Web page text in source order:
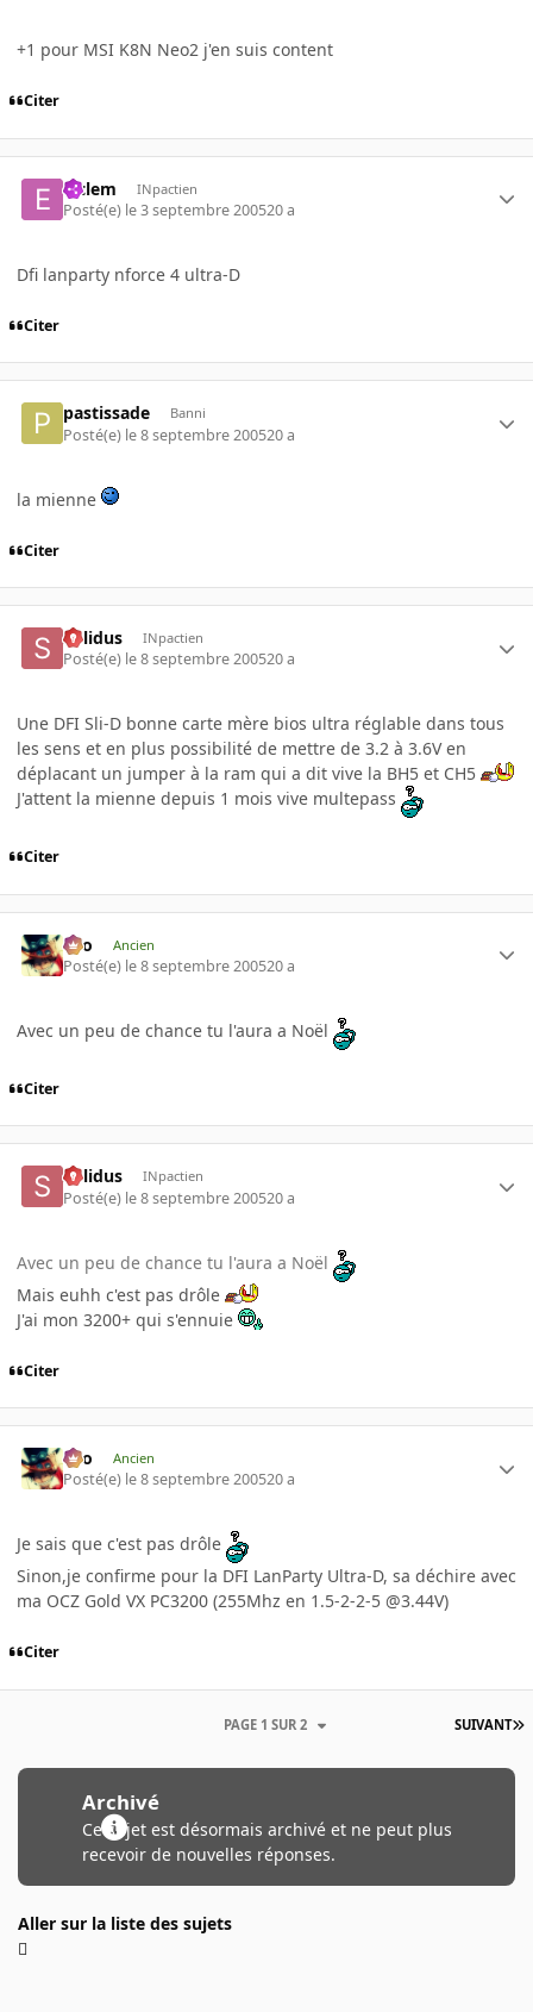
+1 pour MSI K8N Neo2 j'en suis content
Citer
elclem INpactien
Posté(e) le 3 septembre 200520 a
Dfi lanparty nforce 4 ultra-D
Citer
pastissade Banni
Posté(e) le 8 septembre 200520 a
la mienne
Citer
Solidus INpactien
Posté(e) le 8 septembre 200520 a
Une DFI Sli-D bonne carte mère bios ultra réglable dans tous
les sens et en plus possibilité de mettre de 3.2 à 3.6V en
déplacant un jumper à la ram qui a dit vive la BH5 et CH5
J'attent la mienne depuis 1 mois vive multepass
Citer
eYo Ancien
Posté(e) le 8 septembre 200520 a
Avec un peu de chance tu l'aura a Noël
Citer
Solidus INpactien
Posté(e) le 8 septembre 200520 a
Avec un peu de chance tu l'aura a Noël
Mais euhh c'est pas drôle
J'ai mon 3200+ qui s'ennuie
Citer
eYo Ancien
Posté(e) le 8 septembre 200520 a
Je sais que c'est pas drôle
Sinon,je confirme pour la DFI LanParty Ultra-D, sa déchire avec
ma OCZ Gold VX PC3200 (255Mhz en 1.5-2-2-5 @3.44V)
Citer
SUIVANT
PAGE 1 SUR 2
Archivé
Ce sujet est désormais archivé et ne peut plus
recevoir de nouvelles réponses.
Aller sur la liste des sujets